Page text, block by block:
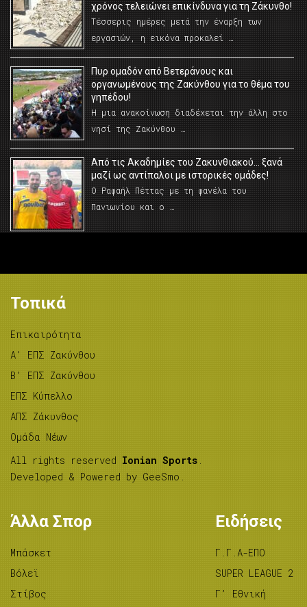
χρόνος τελειώνει επικίνδυνα για τη Ζάκυνθο!
Τέσσερις ημέρες μετά την έναρξη των
εργασιών, η εικόνα προκαλεί …
Πυρ ομαδόν από Βετεράνους και
οργανωμένους της Ζακύνθου για το θέμα του
γηπέδου!
Η μια ανακοίνωση διαδέχεται την άλλη στο
νησί της Ζακύνθου …
Από τις Ακαδημίες του Ζακυνθιακού… ξανά
μαζί ως αντίπαλοι με ιστορικές ομάδες!
Ο Ραφαήλ Πέττας με τη φανέλα του
Πανιωνίου και ο …
Τοπικά
Επικαιρότητα
A’ ΕΠΣ Ζακύνθου
B’ ΕΠΣ Ζακύνθου
ΕΠΣ Κύπελλο
ΑΠΣ Ζάκυνθος
Ομάδα Νέων
All rights reserved Ionian Sports .
Developed & Powered by GeeSmo .
Άλλα Σπορ
Μπάσκετ
Βόλεϊ
Στίβος
Ειδήσεις
Γ.Γ.Α-ΕΠΟ
SUPER LEAGUE 2
Γ’ Εθνική